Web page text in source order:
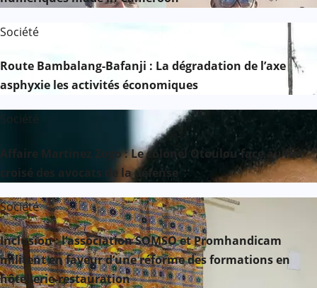
Société
Route Bambalang-Bafanji : La dégradation de l’axe
asphyxie les activités économiques
Société
Affaire Martinez Zogo : Le colonel Otoulou face au feu
croisé des avocats de la défense
Société
Inclusion : l’association SOMSO et Promhandicam
militent en faveur d’une réforme des formations en
hôtellerie-restauration